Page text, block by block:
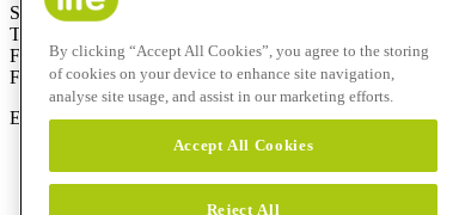
Service-Hotline: 0800 9776633
T
F
+49 69 310 197-100
Free-Fax:0800 9776634
E-Mail: info@mylife-diabetescare.de
By clicking “Accept All Cookies”, you agree to the storing
of cookies on your device to enhance site navigation,
analyse site usage, and assist in our marketing efforts.
Accept All Cookies
Reject All